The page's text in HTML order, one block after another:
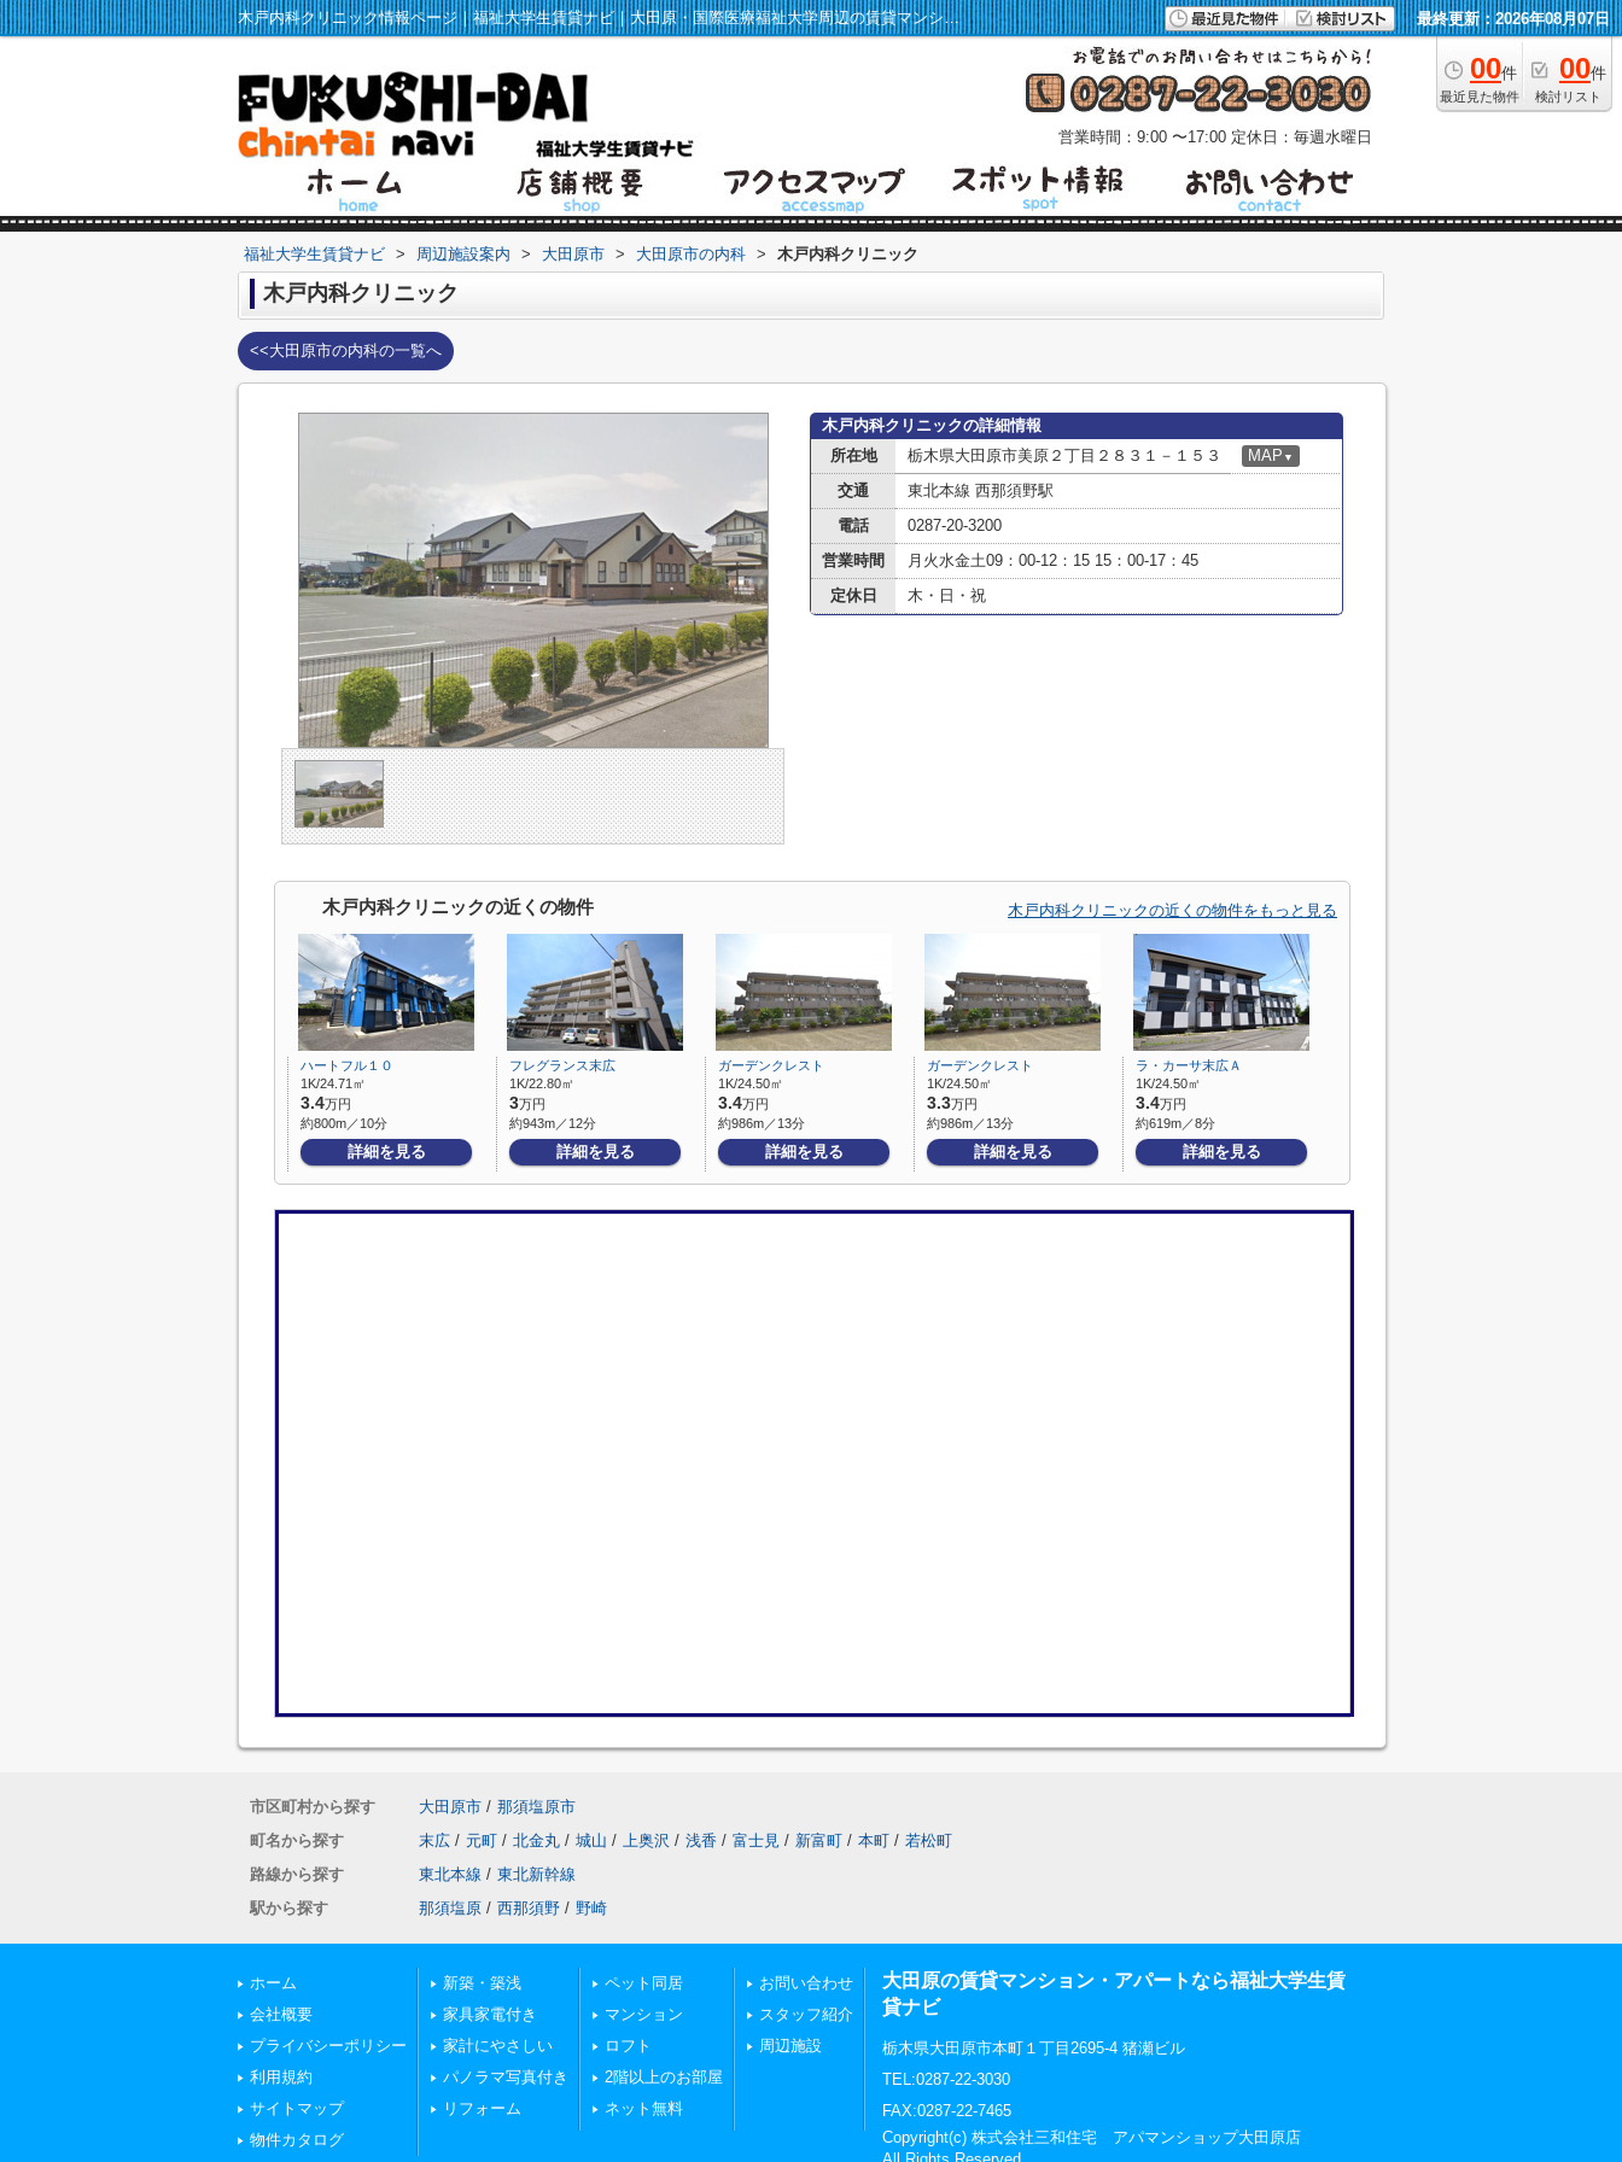
木戸内科クリニック情報ページ｜福祉大学生賃貸ナビ｜大田原・国際医療福祉大学周辺の賃貸マンション・アパート情報 最終更新：2026年08月07日
00件
最近見た物件
00件
検討リスト
営業時間：9:00 〜17:00 定休日：毎週水曜日
福祉大学生賃貸ナビ > 周辺施設案内 > 大田原市 > 大田原市の内科 > 木戸内科クリニック
木戸内科クリニック
<<大田原市の内科の一覧へ
木戸内科クリニックの詳細情報
所在地
栃木県大田原市美原２丁目２８３１－１５３ MAP ▼
交通
東北本線 西那須野駅
電話
0287-20-3200
営業時間
月火水金土09：00-12：15 15：00-17：45
定休日
木・日・祝
木戸内科クリニックの近くの物件 木戸内科クリニックの近くの物件をもっと見る
ハートフル１０
1K/24.71㎡
3.4万円
約800m／10分
詳細を見る
フレグランス末広
1K/22.80㎡
3万円
約943m／12分
詳細を見る
ガーデンクレスト
1K/24.50㎡
3.4万円
約986m／13分
詳細を見る
ガーデンクレスト
1K/24.50㎡
3.3万円
約986m／13分
詳細を見る
ラ・カーサ末広Ａ
1K/24.50㎡
3.4万円
約619m／8分
詳細を見る
市区町村から探す 大田原市 / 那須塩原市
町名から探す
末広 / 元町 / 北金丸 / 城山 / 上奥沢 / 浅香 / 富士見 / 新富町 / 本町 / 若松町
路線から探す
東北本線 / 東北新幹線
駅から探す
那須塩原 / 西那須野 / 野崎
ホーム
会社概要
プライバシーポリシー
利用規約
サイトマップ
物件カタログ
新築・築浅
家具家電付き
家計にやさしい
パノラマ写真付き
リフォーム
ペット同居
マンション
ロフト
2階以上のお部屋
ネット無料
お問い合わせ
スタッフ紹介
周辺施設
大田原の賃貸マンション・アパートなら福祉大学生賃
貸ナビ
栃木県大田原市本町１丁目2695-4 猪瀬ビル
TEL:0287-22-3030
FAX:0287-22-7465
Copyright(c) 株式会社三和住宅 アパマンショップ大田原店